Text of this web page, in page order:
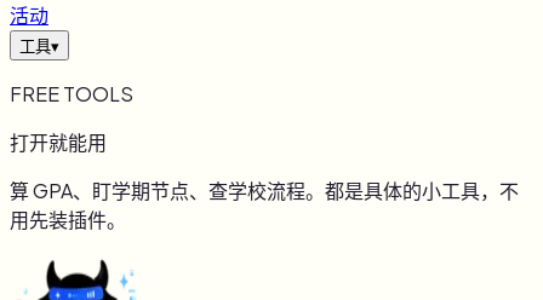
活动
工具▾
FREE TOOLS
打开就能用
算 GPA、盯学期节点、查学校流程。都是具体的小工具，不
用先装插件。